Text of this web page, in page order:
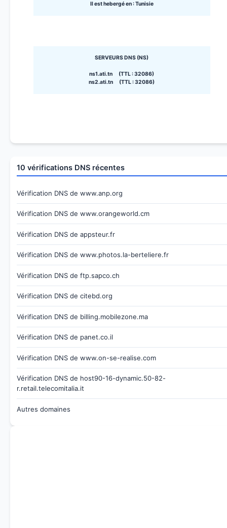
Il est hebergé en : Tunisie
SERVEURS DNS (NS)
ns1.ati.tn (TTL : 32086)
ns2.ati.tn (TTL : 32086)
10 vérifications DNS récentes
Vérification DNS de www.anp.org
Vérification DNS de www.orangeworld.cm
Vérification DNS de appsteur.fr
Vérification DNS de www.photos.la-berteliere.fr
Vérification DNS de ftp.sapco.ch
Vérification DNS de citebd.org
Vérification DNS de billing.mobilezone.ma
Vérification DNS de panet.co.il
Vérification DNS de www.on-se-realise.com
Vérification DNS de host90-16-dynamic.50-82-
r.retail.telecomitalia.it
Autres domaines